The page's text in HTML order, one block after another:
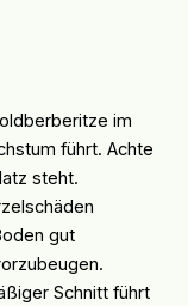
im
führt. Achte
steht.
gut
Schnitt führt